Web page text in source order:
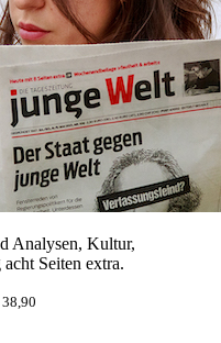
Analysen, Kultur,
Seiten extra.